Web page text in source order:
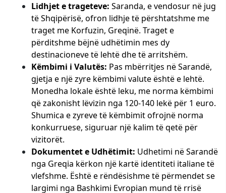
Lidhjet e trageteve: Saranda, e vendosur në jug
të Shqipërisë, ofron lidhje të përshtatshme me
traget me Korfuzin, Greqinë. Traget e
përditshme bëjnë udhëtimin mes dy
destinacioneve të lehtë dhe të arritshëm.
Këmbimi i Valutës: Pas mbërritjes në Sarandë,
gjetja e një zyre këmbimi valute është e lehtë.
Monedha lokale është leku, me norma këmbimi
që zakonisht lëvizin nga 120-140 lekë për 1 euro.
Shumica e zyreve të këmbimit ofrojnë norma
konkurruese, siguruar një kalim të qetë për
vizitorët.
Dokumentet e Udhëtimit: Udhetimi në Sarandë
nga Greqia kërkon një kartë identiteti italiane të
vlefshme. Është e rëndësishme të përmendet se
largimi nga Bashkimi Evropian mund të rrisë